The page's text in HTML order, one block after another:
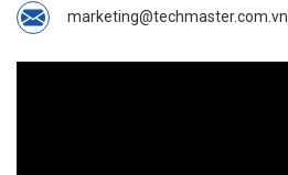
marketing@techmaster.com.vn